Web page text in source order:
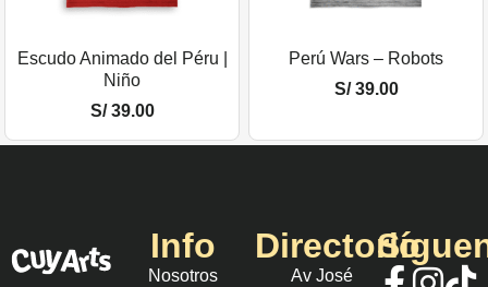
Escudo Animado del Péru |
Niño
S/39.00
Perú Wars – Robots
S/39.00
Info
Nosotros
Directorio
Av José